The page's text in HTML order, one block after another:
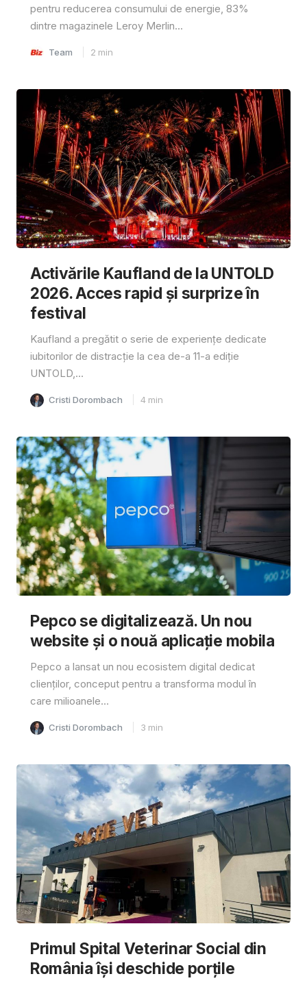
pentru reducerea consumului de energie, 83%
dintre magazinele Leroy Merlin...
Team 2 min
Activările Kaufland de la UNTOLD
2026. Acces rapid și surprize în
festival
Kaufland a pregătit o serie de experiențe dedicate
iubitorilor de distracție la cea de-a 11-a ediție
UNTOLD,...
Cristi Dorombach 4 min
Pepco se digitalizează. Un nou
website și o nouă aplicație mobila
Pepco a lansat un nou ecosistem digital dedicat
clienților, conceput pentru a transforma modul în
care milioanele...
Cristi Dorombach 3 min
Primul Spital Veterinar Social din
România își deschide porțile